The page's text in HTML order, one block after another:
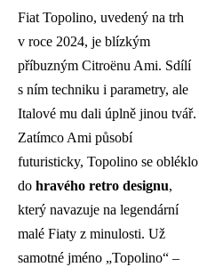
Fiat Topolino, uvedený na trh
v roce 2024, je blízkým
příbuzným Citroënu Ami. Sdílí
s ním techniku i parametry, ale
Italové mu dali úplně jinou tvář.
Zatímco Ami působí
futuristicky, Topolino se obléklo
do hravého retro designu,
který navazuje na legendární
malé Fiaty z minulosti. Už
samotné jméno „Topolino“ –